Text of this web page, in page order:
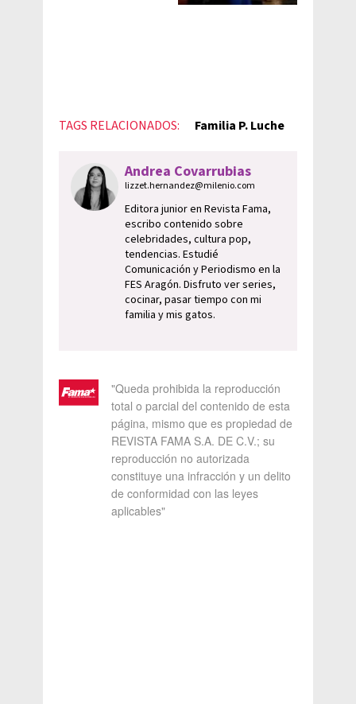
TAGS RELACIONADOS: Familia P. Luche
Andrea Covarrubias
lizzet.hernandez@milenio.com
Editora junior en Revista Fama,
escribo contenido sobre
celebridades, cultura pop,
tendencias. Estudié
Comunicación y Periodismo en la
FES Aragón. Disfruto ver series,
cocinar, pasar tiempo con mi
familia y mis gatos.
"Queda prohibida la reproducción
total o parcial del contenido de esta
página, mismo que es propiedad de
REVISTA FAMA S.A. DE C.V.; su
reproducción no autorizada
constituye una infracción y un delito
de conformidad con las leyes
aplicables"